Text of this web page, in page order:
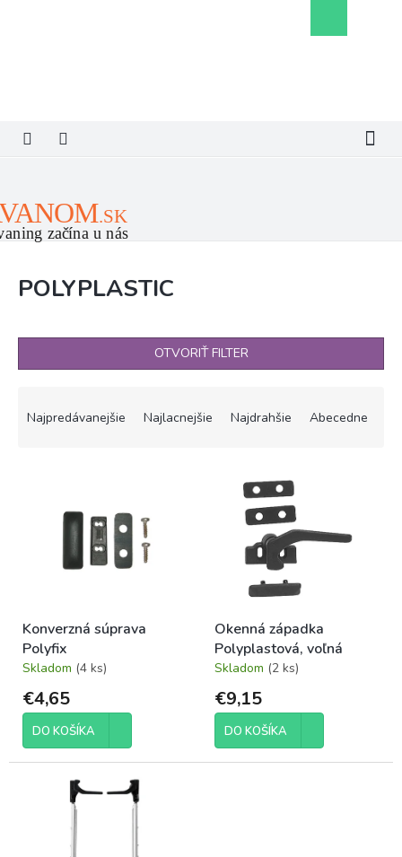
košík
POLYPLASTIC
OTVORIŤ FILTER
k
t
o
v
Najpredávanejšie Najlacnejšie Najdrahšie Abecedne
d
u
k
t
o
Konverzná súprava
Polyfix
Skladom (4 ks)
€4,65
DO KOŠÍKA
Okenná západka
Polyplastová, voľná
Skladom (2 ks)
€9,15
DO KOŠÍKA